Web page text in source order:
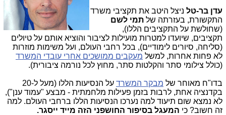
עדן בר-טל ניצל היטב את תקציבי משרד
התקשורת, בעזרתה של תמי לשם
(שחולשת על התקציבים הללו),
תקציבים, שיועדו למטרות מועילות לציבור והוציא אותם על טיולים
(סליחה, סיורים לימודיים), בכל רחבי העולם, ועל משימות מוזרות
לא פחות אחרות, למשל מעקבים ממושכים אחרי עובדי המשרד
(כולל צילומי סתר והקלטות סתר, מחוץ לכל נורמה ציבורית).
בדו"ח מאוחר של מבקר המשרד
על הנסיעות הללו (מעל ל-20
בקדנציה אחת, לרבות בזמן פעילות מלחמתית - מבצע "עמוד ענן"),
לא נמצא שום תיעוד למה נערכו הנסיעות הללו ברחבי העולם. למה
זה חשוב? כי המעגל בסיפור החושפני הזה מייד ייסגר.